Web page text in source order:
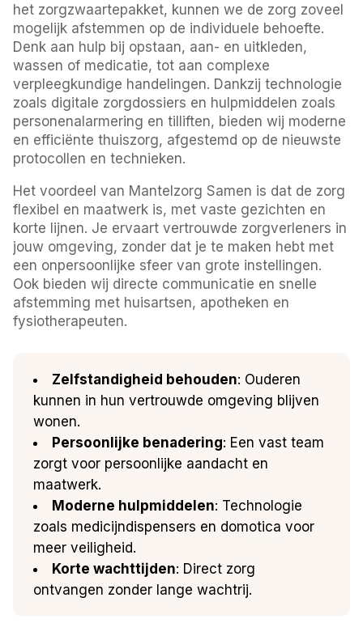
het zorgzwaartepakket, kunnen we de zorg zoveel
mogelijk afstemmen op de individuele behoefte.
Denk aan hulp bij opstaan, aan- en uitkleden,
wassen of medicatie, tot aan complexe
verpleegkundige handelingen. Dankzij technologie
zoals digitale zorgdossiers en hulpmiddelen zoals
personenalarmering en tilliften, bieden wij moderne
en efficiënte thuiszorg, afgestemd op de nieuwste
protocollen en technieken.
Het voordeel van Mantelzorg Samen is dat de zorg
flexibel en maatwerk is, met vaste gezichten en
korte lijnen. Je ervaart vertrouwde zorgverleners in
jouw omgeving, zonder dat je te maken hebt met
een onpersoonlijke sfeer van grote instellingen.
Ook bieden wij directe communicatie en snelle
afstemming met huisartsen, apotheken en
fysiotherapeuten.
Zelfstandigheid behouden: Ouderen
kunnen in hun vertrouwde omgeving blijven
wonen.
Persoonlijke benadering: Een vast team
zorgt voor persoonlijke aandacht en
maatwerk.
Moderne hulpmiddelen: Technologie
zoals medicijndispensers en domotica voor
meer veiligheid.
Korte wachttijden: Direct zorg
ontvangen zonder lange wachtrij.